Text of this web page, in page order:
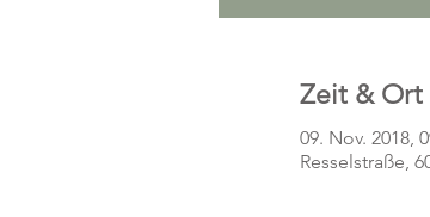
Zeit & Ort
09. Nov. 2018,
Resselstraße,